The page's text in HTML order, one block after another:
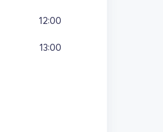
12:00
13:00